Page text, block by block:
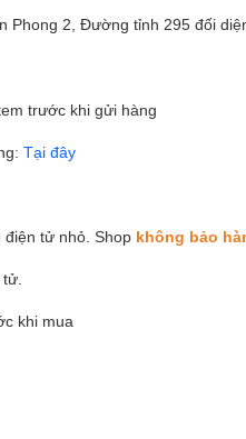
2, Đường tỉnh 295 đối
trước khi gửi hàng
Tại đây
điện tử nhỏ. Shop không bảo
khi mua